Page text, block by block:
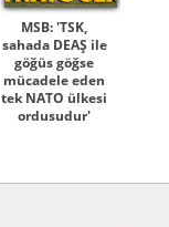
MSB: 'TSK,
sahada DEAŞ ile
göğüs göğse
mücadele eden
tek NATO ülkesi
ordusudur'